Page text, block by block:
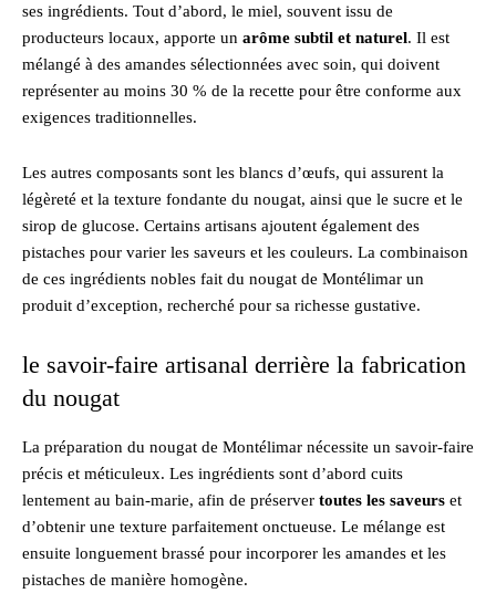
ses ingrédients. Tout d’abord, le miel, souvent issu de
producteurs locaux, apporte un arôme subtil et naturel. Il est
mélangé à des amandes sélectionnées avec soin, qui doivent
représenter au moins 30 % de la recette pour être conforme aux
exigences traditionnelles.
Les autres composants sont les blancs d’œufs, qui assurent la
légèreté et la texture fondante du nougat, ainsi que le sucre et le
sirop de glucose. Certains artisans ajoutent également des
pistaches pour varier les saveurs et les couleurs. La combinaison
de ces ingrédients nobles fait du nougat de Montélimar un
produit d’exception, recherché pour sa richesse gustative.
le savoir-faire artisanal derrière la fabrication
du nougat
La préparation du nougat de Montélimar nécessite un savoir-faire
précis et méticuleux. Les ingrédients sont d’abord cuits
lentement au bain-marie, afin de préserver toutes les saveurs et
d’obtenir une texture parfaitement onctueuse. Le mélange est
ensuite longuement brassé pour incorporer les amandes et les
pistaches de manière homogène.